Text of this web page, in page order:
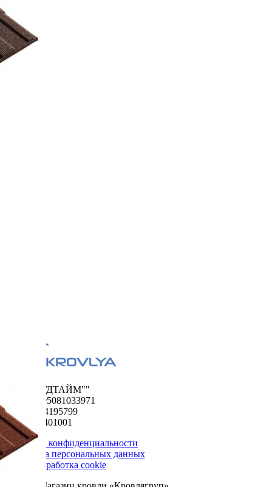
ООО "ФУДТАЙМ""
ОГРН 1195081033971
ИНН 5024195799
КПП 502401001
Политика конфиденциальности
Обработка персональных данных
Сбор и обработка cookie